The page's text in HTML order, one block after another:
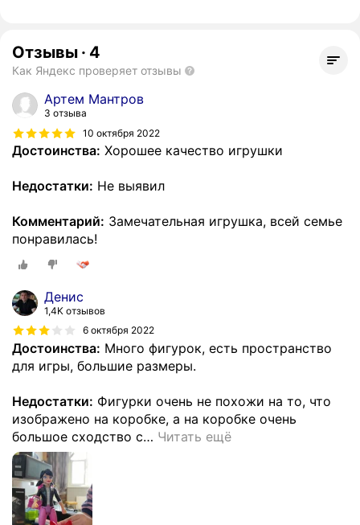
Отзывы · 4
Как Яндекс проверяет отзывы
Артем Мантров
3 отзыва
10 октября 2022
Достоинства: Хорошее качество игрушки
Недостатки: Не выявил
Комментарий: Замечательная игрушка, всей семье
понравилась!
Денис
1,4K отзывов
6 октября 2022
Достоинства: Много фигурок, есть пространство
для игры, большие размеры.
Недостатки: Фигурки очень не похожи на то, что
изображено на коробке, а на коробке очень
большое сходство с… Читать ещё